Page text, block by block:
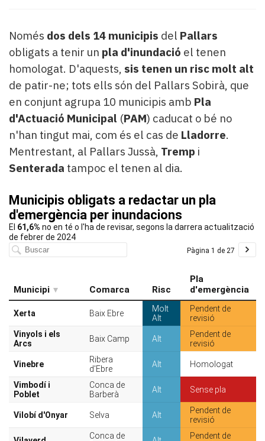
Contingut
patrocinat
més
llegit...
Editorial
Només dos dels 14 municipis del Pallars
obligats a tenir un pla d'inundació el tenen
homologat. D'aquests, sis tenen un risc molt alt
de patir-ne; tots ells són del Pallars Sobirà, que
en conjunt agrupa 10 municipis amb Pla
d'Actuació Municipal (PAM) caducat o bé no
n'han tingut mai, com és el cas de Lladorre.
Mentrestant, al Pallars Jussà, Tremp i
Senterada tampoc el tenen al dia.